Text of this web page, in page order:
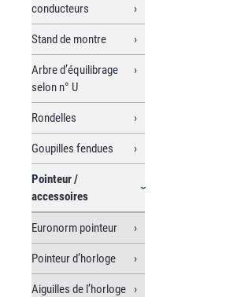
conducteurs
Stand de montre
Arbre d’équilibrage
selon n° U
Rondelles
Goupilles fendues
Pointeur /
accessoires
Euronorm pointeur
Pointeur d’horloge
Aiguilles de l’horloge